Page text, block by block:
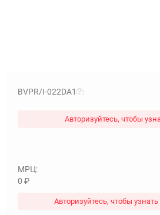
BVPR/I-022DA1
Авторизуйтесь, чтобы
МРЦ:
0 ₽
Авторизуйтесь, чтобы